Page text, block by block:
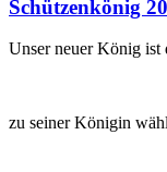
Schützenkönig
Unser neuer König ist
zu seiner Königin